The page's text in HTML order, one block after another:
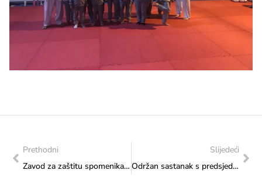
Prethodni
Zavod za zaštitu spomenika: Aktivnosti u periodu od 10. do 14. 11. 2025 godine
Slijedeći
Održan sastanak s predsjednikom Organizacionog odbora Sarajevo Olympic Week 2025